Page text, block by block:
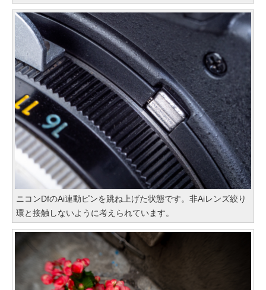
ニコンDfのAi連動ピンを跳ね上げた状態です。非Aiレンズ絞り
環と接触しないように考えられています。